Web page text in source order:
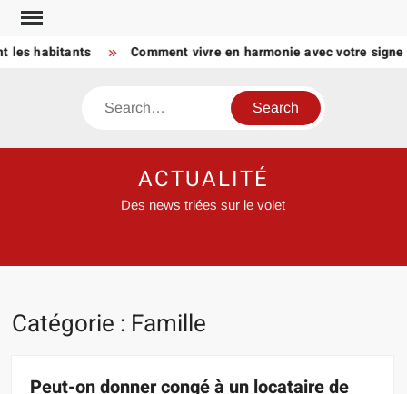
Skip
content
habitants Comment vivre en harmonie avec votre signe
Search
ACTUALITÉ
Des news triées sur le volet
Catégorie : Famille
Peut-on donner congé à un locataire de